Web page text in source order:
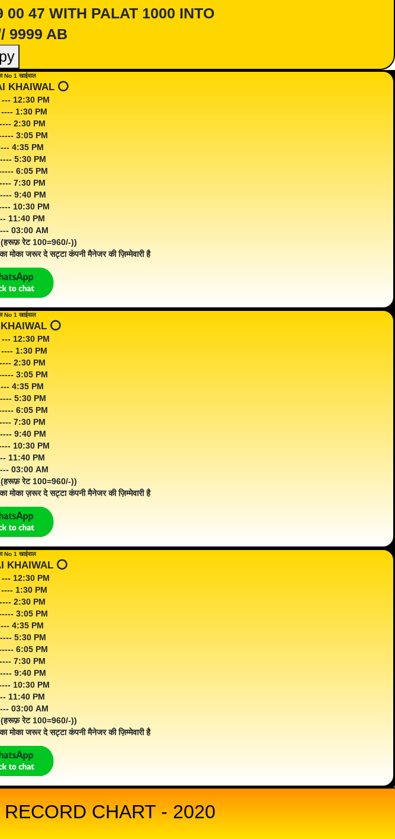
47 WITH PALAT 1000 INTO
9999 AB
No 1 खाईवाल
KHAIWAL ⭕️
--- 12:30 PM
---- 1:30 PM
2:30 PM
------ 3:05 PM
4:35 PM
5:30 PM
6:05 PM
7:30 PM
9:40 PM
10:30 PM
11:40 PM
03:00 AM
रेट 100=960/-))
मोका जरूर दे सट्टा कंपनी मैनेजर की ज़िम्मेवारी है
No 1 खाईवाल
⭕️
--- 12:30 PM
---- 1:30 PM
2:30 PM
------ 3:05 PM
4:35 PM
5:30 PM
6:05 PM
7:30 PM
9:40 PM
10:30 PM
11:40 PM
03:00 AM
रेट 100=960/-))
मोका ज़रूर दे सट्टा कंपनी मैनेजर की ज़िम्मेवारी है
No 1 खाईवाल
KHAIWAL ⭕️
--- 12:30 PM
---- 1:30 PM
2:30 PM
------ 3:05 PM
4:35 PM
5:30 PM
6:05 PM
7:30 PM
9:40 PM
10:30 PM
11:40 PM
03:00 AM
रेट 100=960/-))
मोका जरूर दे सट्टा कंपनी मैनेजर की ज़िम्मेवारी है
CHART - 2020